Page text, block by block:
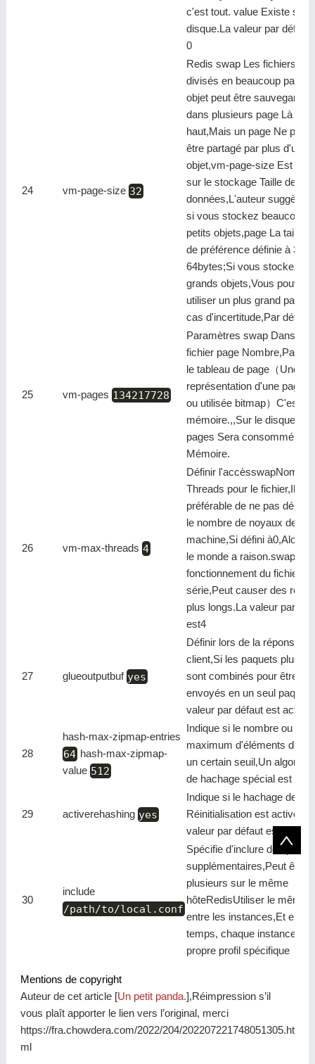
c'est tout. value Existe sur
disque.La valeur par défaut
0
24 vm-page-size 32
Redis swap Les fichiers
divisés en beaucoup
objet peut être sauvegardé
dans plusieurs page Là -
haut,Mais un page Ne peut
être partagé par plus d'un
objet,vm-page-size Est
sur le stockage Taille des
données,L'auteur suggère
si vous stockez beaucoup
petits objets,page La taille
de préférence définie à 32
64bytes;Si vous stockez de
grands objets,Vous pouvez
utiliser un plus grand
cas d'incertitude,Par défaut
25 vm-pages 134217728
Paramètres swap Dans le
fichier page Nombre,Parce
le tableau de page（Une
représentation d'une page
ou utilisée bitmap）C'est en
mémoire.,,Sur le disque 8 -
pages Sera consommé
Mémoire.
26 vm-max-threads 4
Définir l'accèsswapNombre
Threads pour le fichier,Il est
préférable de ne pas
le nombre de noyaux de la
machine,Si défini à0,Alors
le monde a raison.swapLe
fonctionnement du fichier
série,Peut causer des
plus longs.La valeur par
est4
27 glueoutputbuf yes
Définir lors de la réponse au
client,Si les paquets plus
sont combinés pour être
envoyés en un seul
valeur par défaut est activée
28
hash-max-zipmap-entries
64hash-max-zipmap-
value 512
Indique si le nombre ou le
maximum d'éléments
un certain seuil,Un
de hachage spécial est
29 activerehashing yes
Indique si le hachage de
Réinitialisation est activé,La
valeur par défaut est activée
30
include
/path/to/local.conf
Spécifie d'inclure des profils
supplémentaires,Peut être
plusieurs sur le même
hôteRedisUtiliser le même
entre les instances,Et en
temps, chaque instance a
propre profil spécifique
Mentions de copyright
Auteur de cet article [Un petit panda.],Réimpression s’il
vous plaît apporter le lien vers l’original, merci
https://fra.chowdera.com/2022/204/202207221748051305.ht
ml